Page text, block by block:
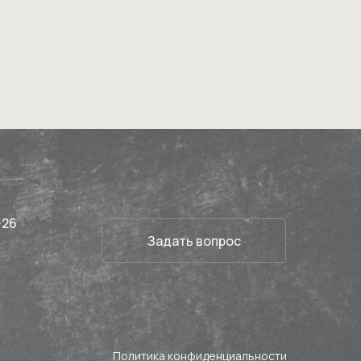
Политика конфиденциальности
Задать вопрос